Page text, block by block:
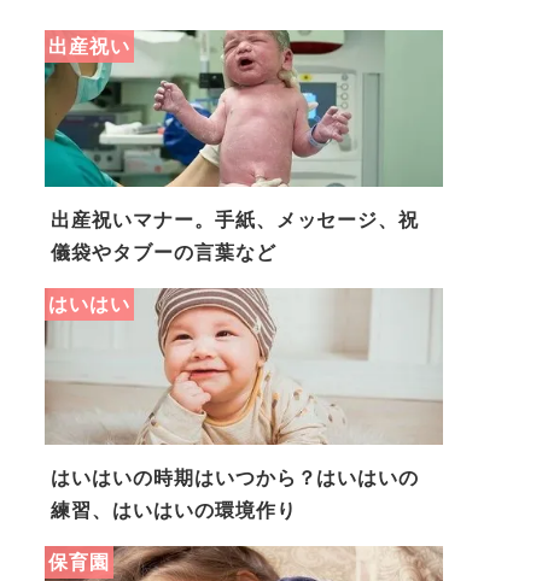
出産祝い
出産祝いマナー。手紙、メッセージ、祝
儀袋やタブーの言葉など
はいはい
はいはいの時期はいつから？はいはいの
練習、はいはいの環境作り
保育園